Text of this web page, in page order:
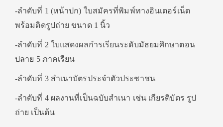
-ลำดับที่ 1 (หน้าปก) ใบสมัครที่พิมพ์ทางอินเตอร์เน็ต
พร้อมติดรูปถ่าย ขนาด 1 นิ้ว
-ลำดับที่ 2 ใบแสดงผลกำรเรียนระดับมัธยมศึกษาตอน
ปลาย 5 ภาคเรียน
-ลำดับที่ 3 สำเนาบัตรประจำตัวประชาชน
-ลำดับที่ 4 ผลงานที่เป็นฉบับสำเนา เช่น เกียรติบัตร รูป
ถ่าย เป็นต้น